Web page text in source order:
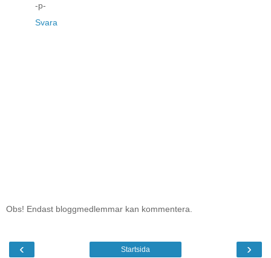
-p-
Svara
Obs! Endast bloggmedlemmar kan kommentera.
‹ ›
Startsida